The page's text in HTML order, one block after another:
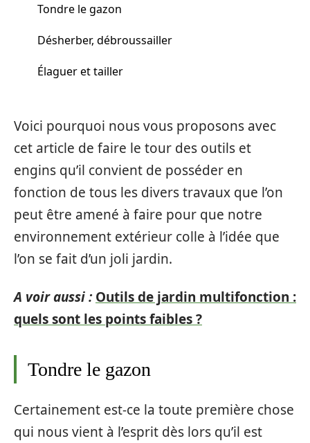
Tondre le gazon
Désherber, débroussailler
Élaguer et tailler
Voici pourquoi nous vous proposons avec
cet article de faire le tour des outils et
engins qu’il convient de posséder en
fonction de tous les divers travaux que l’on
peut être amené à faire pour que notre
environnement extérieur colle à l’idée que
l’on se fait d’un joli jardin.
A voir aussi : Outils de jardin multifonction :
quels sont les points faibles ?
Tondre le gazon
Certainement est-ce la toute première chose
qui nous vient à l’esprit dès lors qu’il est